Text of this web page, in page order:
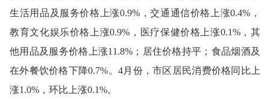
生活用品及服务价格上涨0.9%，交通通信价格上涨0.4%，
教育文化娱乐价格上涨0.9%，医疗保健价格上涨0.1%，其
他用品及服务价格上涨11.8% ； 居住价格持平 ；食品烟酒及
在外餐饮价格下降0.7%。 4月 份，市区居民消费价格同比 上
涨1.0% ，环比 上涨0.1%。